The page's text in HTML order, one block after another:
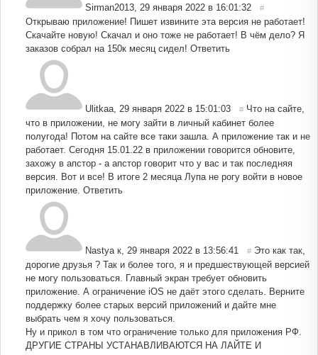
Sirman2013 29 января 2022 в 16:01:32 #
Открываю приложение! Пишет извините эта версия не работает!
Скачайте новую! Скачал и оно тоже не работает! В чём дело? Я
заказов собрал на 150к месяц сидел! Ответить
Ulitkaa 29 января 2022 в 15:01:03 # Что на сайте,
что в приложении, не могу зайти в личный кабинет более
полугода! Потом на сайте все таки зашла. А приложение так и не
работает. Сегодня 15.01.22 в приложении говорится обновите,
захожу в апстор - а апстор говорит что у вас и так последняя
версия. Вот и все! В итоге 2 месяца Лупа не рогу войти в новое
приложение. Ответить
Nastya к 29 января 2022 в 13:56:41 # Это как так,
дорогие друзья ? Так и более того, я и предшествующей версией
не могу пользоваться. Главный экран требует обновить
приложение. А ограничение iOS не даёт этого сделать. Верните
поддержку более старых версий приложений и дайте мне
выбрать чем я хочу пользоваться.
Ну и прикол в том что ограничение только для приложения РФ.
ДРУГИЕ СТРАНЫ УСТАНАВЛИВАЮТСЯ НА ЛАЙТЕ И